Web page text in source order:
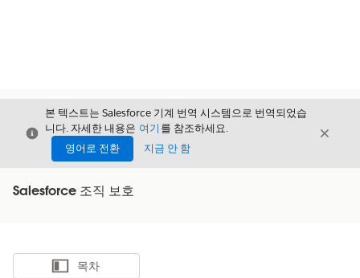
닫기
본 텍스트는 Salesforce 기계 번역 시스템으로 번역되었습
니다. 자세한 내용은 여기 를 참조하세요.
영어로 전환
지금 안 함
닫기
Salesforce 조직 보호
목차 표시
목차